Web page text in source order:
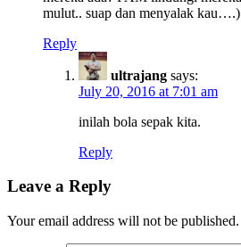
mulut.. suap dan menyalak kau….)
Reply
ultrajang says:
July 20, 2016 at 7:01 am
inilah bola sepak kita.
Reply
Leave a Reply
Your email address will not be published.